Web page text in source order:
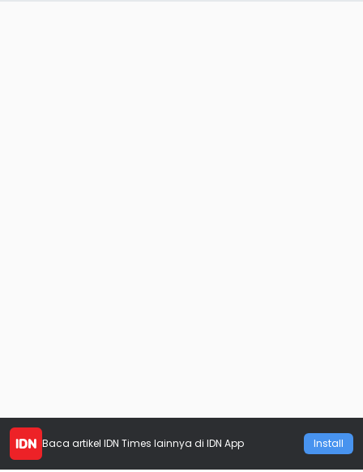
Baca artikel IDN Times lainnya di IDN App Install